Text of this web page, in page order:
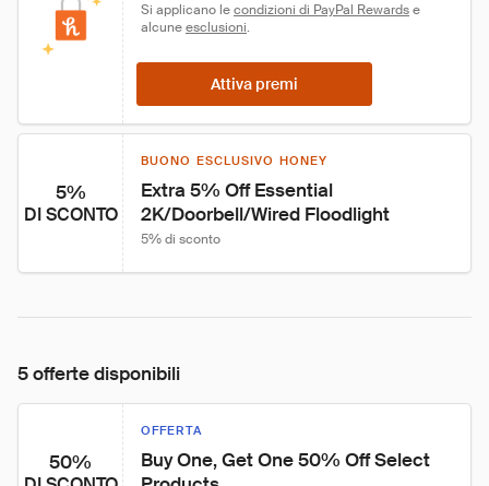
Si applicano le condizioni di PayPal Rewards e
alcune esclusioni.
Attiva premi
5%
DI SCONTO
BUONO ESCLUSIVO HONEY
Extra 5% Off Essential
2K/Doorbell/Wired Floodlight
5% di sconto
5 offerte disponibili
50%
OFFERTA
Buy One, Get One 50% Off Select